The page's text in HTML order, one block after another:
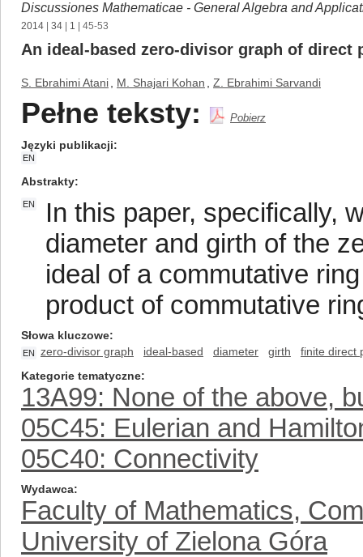
Discussiones Mathematicae - General Algebra and
2014 34 1 | 45-53
An ideal-based zero-divisor graph of
S. Ebrahimi Atani M. Shajari Kohan Z. Ebrahimi Sarvandi
Pełne teksty: Pobierz
Języki publikacji
EN
Abstrakty
EN
In this paper, specifically,
diameter and girth of the
ideal of a commutative
product of commutative
Słowa kluczowe
EN zero-divisor graph ideal-based diameter girth
finite direct
Kategorie tematyczne
13A99: None of the above,
05C45: Eulerian and
05C40: Connectivity
Wydawca
Faculty of Mathematics,
University of Zielona Góra